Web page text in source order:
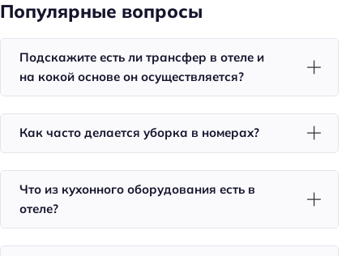
Кондиционер в номере
Номера для некурящих
Тапочки
Халат
Телевизор в номере
Утюг
Холодильник
Фен
Популярные вопросы
Подскажите есть ли трансфер в отеле и
на кокой основе он осуществляется?
Как часто делается уборка в номерах?
Что из кухонного оборудования есть в
отеле?